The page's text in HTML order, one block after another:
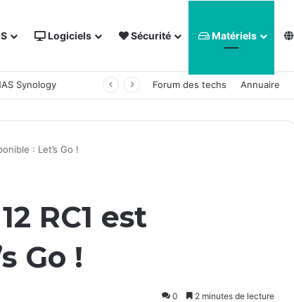
Logiciels Sécurité Matériels
Synology Forum des techs Annuaire
: Let’s Go !
RC1 est
Go !
0 2 minutes de lecture